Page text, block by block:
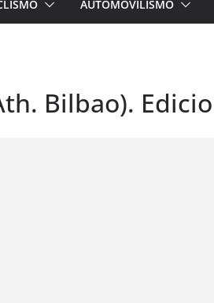
AUTOMOVILISMO
Bilbao).